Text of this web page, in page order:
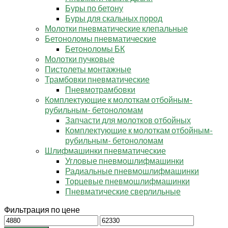
Буры по бетону
Буры для скальных пород
Молотки пневматические клепальные
Бетоноломы пневматические
Бетоноломы БК
Молотки пучковые
Пистолеты монтажные
Трамбовки пневматические
Пневмотрамбовки
Комплектующие к молоткам отбойным-
рубильным- бетоноломам
Запчасти для молотков отбойных
Комплектующие к молоткам отбойным-
рубильным- бетоноломам
Шлифмашинки пневматические
Угловые пневмошлифмашинки
Радиальные пневмошлифмашинки
Торцевые пневмошлифмашинки
Пневматические сверлильные
Фильтрация по цене
Минимальная
Максимальная